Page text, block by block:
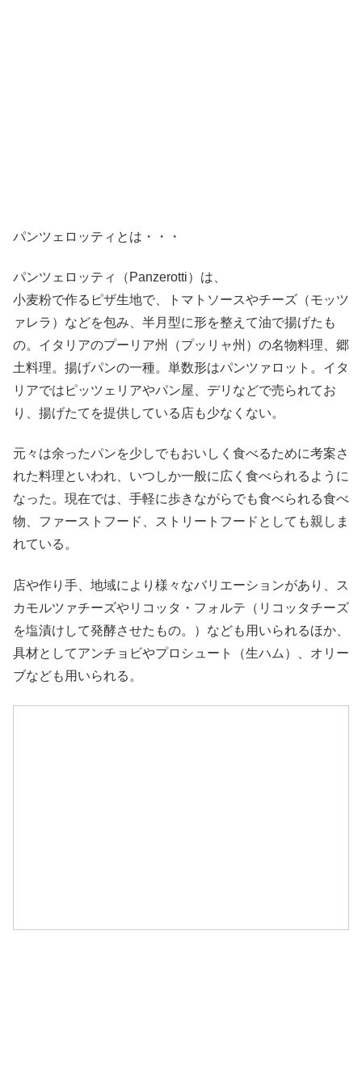
パンツェロッティとは・・・
パンツェロッティ（Panzerotti）は、
小麦粉で作るピザ生地で、トマトソースやチーズ（モッツ
ァレラ）などを包み、半月型に形を整えて油で揚げたも
の。イタリアのプーリア州（プッリャ州）の名物料理、郷
土料理。揚げパンの一種。単数形はパンツァロット。イタ
リアではピッツェリアやパン屋、デリなどで売られてお
り、揚げたてを提供している店も少なくない。
元々は余ったパンを少しでもおいしく食べるために考案さ
れた料理といわれ、いつしか一般に広く食べられるように
なった。現在では、手軽に歩きながらでも食べられる食べ
物、ファーストフード、ストリートフードとしても親しま
れている。
店や作り手、地域により様々なバリエーションがあり、ス
カモルツァチーズやリコッタ・フォルテ（リコッタチーズ
を塩漬けして発酵させたもの。）なども用いられるほか、
具材としてアンチョビやプロシュート（生ハム）、オリー
ブなども用いられる。